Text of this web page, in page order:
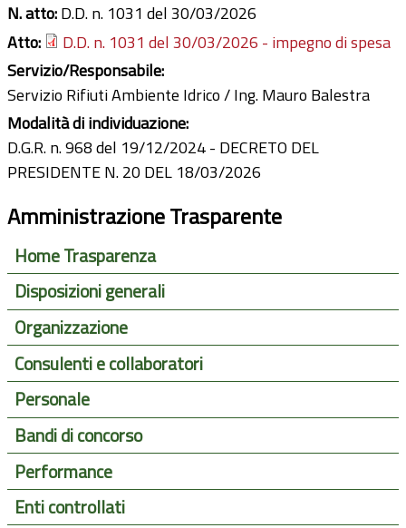
N. atto:D.D. n. 1031 del 30/03/2026
Atto:
D.D. n. 1031 del 30/03/2026 - impegno di spesa
Servizio/Responsabile:
Servizio Rifiuti Ambiente Idrico / Ing. Mauro Balestra
Modalità di individuazione:
D.G.R. n. 968 del 19/12/2024 - DECRETO DEL
PRESIDENTE N. 20 DEL 18/03/2026
Amministrazione Trasparente
Home Trasparenza
Disposizioni generali
Organizzazione
Consulenti e collaboratori
Personale
Bandi di concorso
Performance
Enti controllati